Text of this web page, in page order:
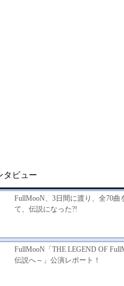
タビュー
FullMooN、3日間に渡り、全70曲
て、伝説になった?!
FullMooN「THE LEGEND OF
伝説へ～」公演レポート！